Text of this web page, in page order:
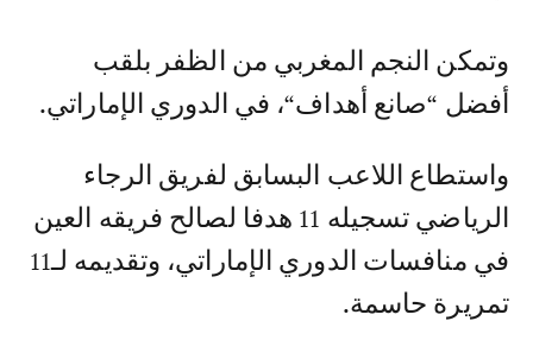
وتمكن النجم المغربي من الظفر بلقب
أفضل “صانع أهداف“، في الدوري الإماراتي.
واستطاع اللاعب البسابق لفريق الرجاء
الرياضي تسجيله 11 هدفا لصالح فريقه العين
في منافسات الدوري الإماراتي، وتقديمه لـ11
تمريرة حاسمة.